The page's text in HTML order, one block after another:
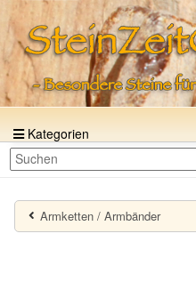
Kategorien
Armketten / Armbänder